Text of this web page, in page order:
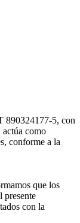
890324177-5, con
como
conforme a la
que los
presente
con la